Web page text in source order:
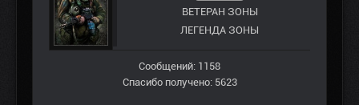
ВЕТЕРАН ЗOНЫ
ЛЕГЕНДА ЗОНЫ
Сообщений: 1158
Спасибо получено: 5623